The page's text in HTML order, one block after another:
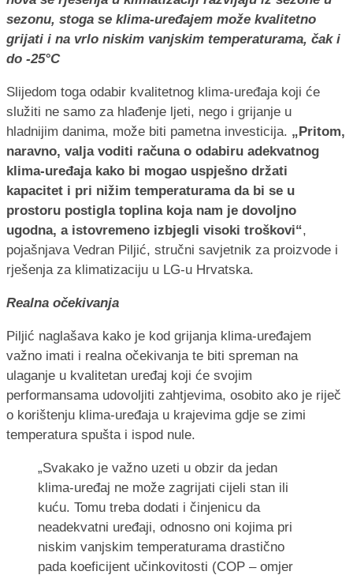
sezonu, stoga se klima-uređajem može kvalitetno
grijati i na vrlo niskim vanjskim temperaturama, čak i
do -25°C
Slijedom toga odabir kvalitetnog klima-uređaja koji će
služiti ne samo za hlađenje ljeti, nego i grijanje u
hladnijim danima, može biti pametna investicija. „Pritom,
naravno, valja voditi računa o odabiru adekvatnog
klima-uređaja kako bi mogao uspješno držati
kapacitet i pri nižim temperaturama da bi se u
prostoru postigla toplina koja nam je dovoljno
ugodna, a istovremeno izbjegli visoki troškovi“,
pojašnjava Vedran Piljić, stručni savjetnik za proizvode i
rješenja za klimatizaciju u LG-u Hrvatska.
Realna očekivanja
Piljić naglašava kako je kod grijanja klima-uređajem
važno imati i realna očekivanja te biti spreman na
ulaganje u kvalitetan uređaj koji će svojim
performansama udovoljiti zahtjevima, osobito ako je riječ
o korištenju klima-uređaja u krajevima gdje se zimi
temperatura spušta i ispod nule.
„Svakako je važno uzeti u obzir da jedan
klima-uređaj ne može zagrijati cijeli stan ili
kuću. Tomu treba dodati i činjenicu da
neadekvatni uređaji, odnosno oni kojima pri
niskim vanjskim temperaturama drastično
pada koeficijent učinkovitosti (COP – omjer